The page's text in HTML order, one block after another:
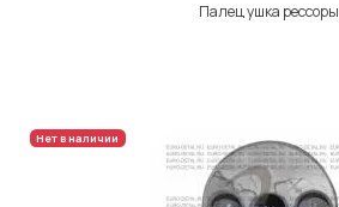
Палец ушка рессоры
Нет в наличии